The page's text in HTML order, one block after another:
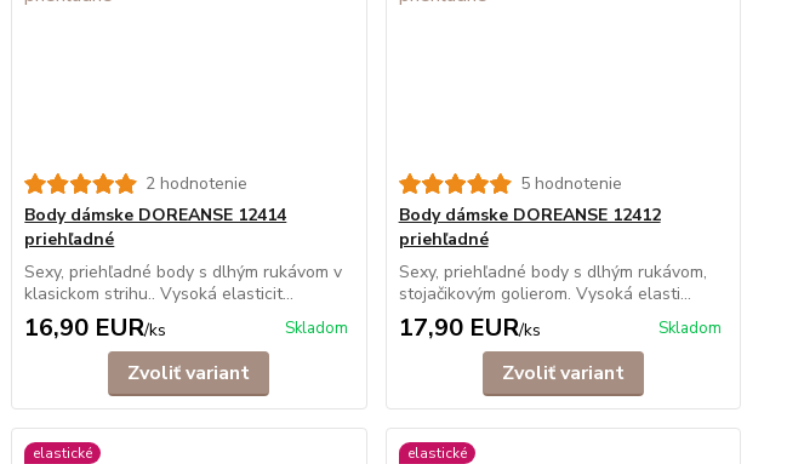
2 hodnotenie
Body dámske DOREANSE 12414
priehľadné
Sexy, priehľadné body s dlhým rukávom v
klasickom strihu.. Vysoká elasticit...
16,90 EUR/ks Skladom
Zvoliť variant
5 hodnotenie
Body dámske DOREANSE 12412
priehľadné
Sexy, priehľadné body s dlhým rukávom,
stojačikovým golierom. Vysoká elasti...
17,90 EUR/ks Skladom
Zvoliť variant
elastické elastické